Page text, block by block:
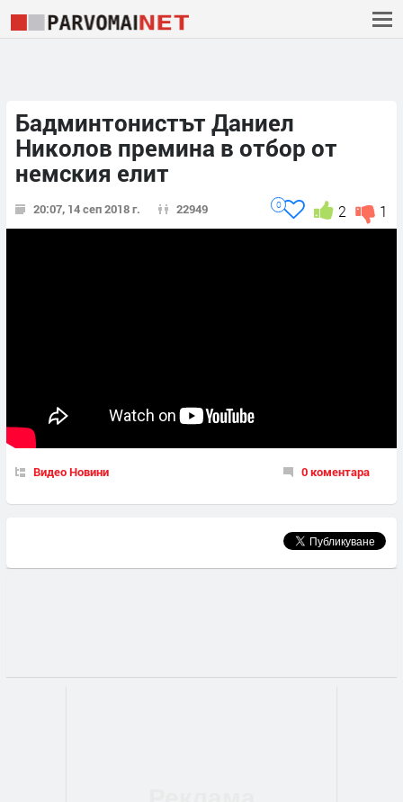
Бадминтонистът Даниел
Николов премина в отбор от
немския елит
20:07, 14 сеп 2018 г. 22949 1
2
0
Видео Новини 0 коментара